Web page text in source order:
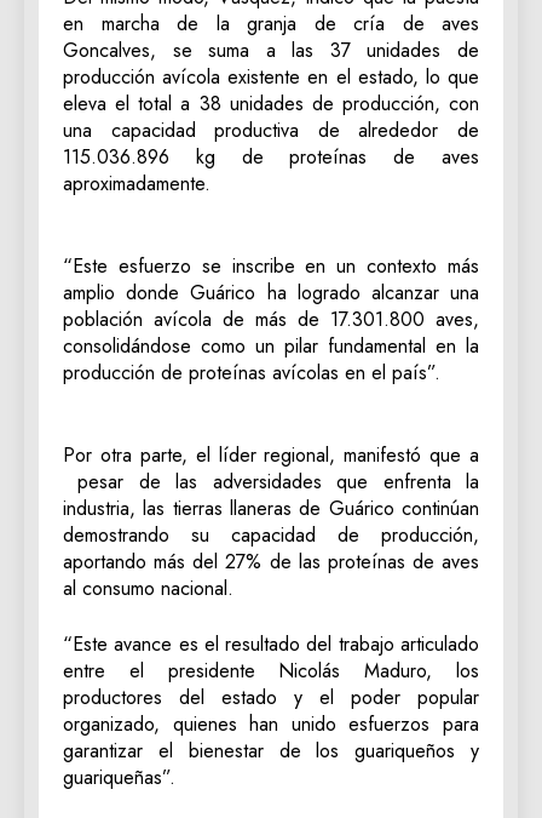
en marcha de la granja de cría de aves
Goncalves, se suma a las 37 unidades de
producción avícola existente en el estado, lo que
eleva el total a 38 unidades de producción, con
una capacidad productiva de alrededor de
115.036.896 kg de proteínas de aves
aproximadamente.
“Este esfuerzo se inscribe en un contexto más
amplio donde Guárico ha logrado alcanzar una
población avícola de más de 17.301.800 aves,
consolidándose como un pilar fundamental en la
producción de proteínas avícolas en el país”.
Por otra parte, el líder regional, manifestó que a
pesar de las adversidades que enfrenta la
industria, las tierras llaneras de Guárico continúan
demostrando su capacidad de producción,
aportando más del 27% de las proteínas de aves
al consumo nacional.
“Este avance es el resultado del trabajo articulado
entre el presidente Nicolás Maduro, los
productores del estado y el poder popular
organizado, quienes han unido esfuerzos para
garantizar el bienestar de los guariqueños y
guariqueñas”.